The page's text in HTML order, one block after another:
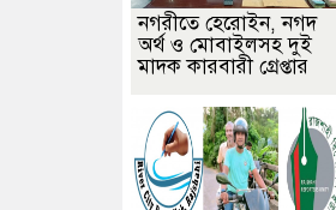
নগরীতে হেরোইন, নগদ
অর্থ ও মোবাইলসহ দুই
মাদক কারবারী গ্রেপ্তার